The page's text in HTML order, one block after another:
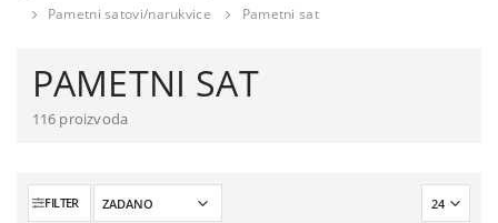
Pametni satovi/narukvice
Pametni sat
PAMETNI SAT
116 proizvoda
FILTER